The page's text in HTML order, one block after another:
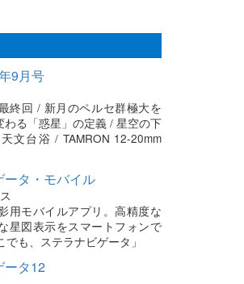
9月号
終回 / 新月のペルセ群極大を
わる「惑星」の定義 / 星空の下
文台浴 / TAMRON 12-20mm
ータ・モバイル
用モバイルアプリ。高精度な
星図表示をスマートフォンで
でも、ステラナビゲータ」
ータ12